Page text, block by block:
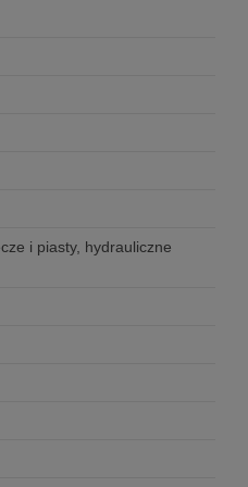
i piasty, hydrauliczne